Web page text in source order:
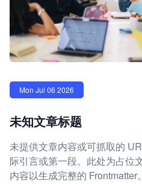
Mon Jul 06 2026
未知文章标题
未提供文章内容或可抓取的
际引言或第一段。此处为占位
内容以生成完整的 Frontmatter。